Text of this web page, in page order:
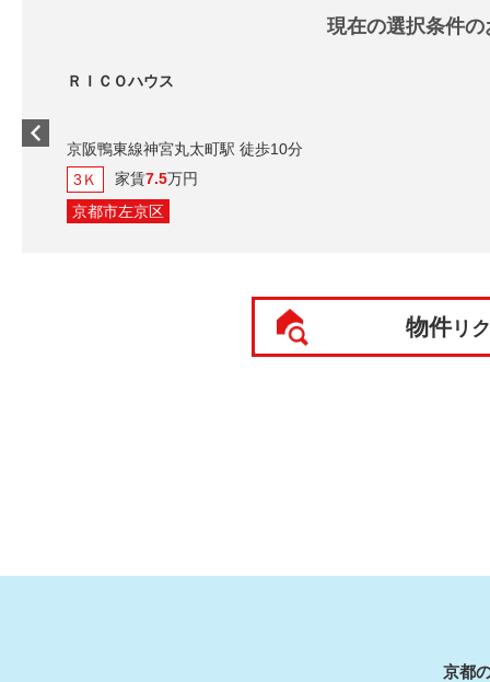
現在の選択条件
ＲＩＣＯハウス
京阪鴨東線神宮丸太町駅 徒歩10分
3Ｋ
家賃7.5万円
京都市左京区
物件リ
京都